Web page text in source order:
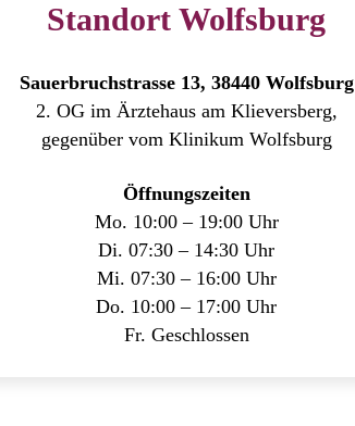
Standort Wolfsburg
Sauerbruchstrasse 13, 38440 Wolfsburg
2. OG im Ärztehaus am Klieversberg,
gegenüber vom Klinikum Wolfsburg
Öffnungszeiten
Mo. 10:00 – 19:00 Uhr
Di. 07:30 – 14:30 Uhr
Mi. 07:30 – 16:00 Uhr
Do. 10:00 – 17:00 Uhr
Fr. Geschlossen